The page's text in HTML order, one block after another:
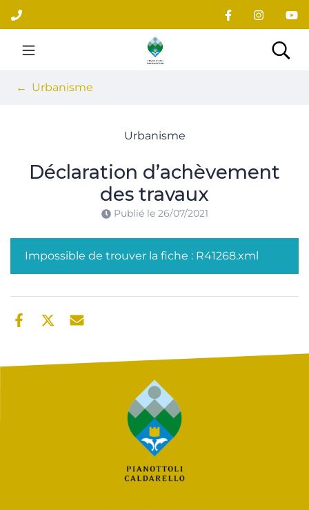
Aller
au
contenu
Site officiel du village
Urbanisme
Urbanisme
Déclaration d’achèvement
des travaux
Publié le 26/07/2021
Impossible de trouver la fiche : R41268.xml